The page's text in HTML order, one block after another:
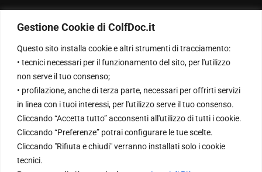
Gestione Cookie di ColfDoc.it
Questo sito installa cookie e altri strumenti di tracciamento:
• tecnici necessari per il funzionamento del sito, per l'utilizzo
non serve il tuo consenso;
• profilazione, anche di terza parte, necessari per offrirti servizi
in linea con i tuoi interessi, per l'utilizzo serve il tuo consenso.
Cliccando “Accetta tutto” acconsenti all'utilizzo di tutti i cookie.
Cliccando “Preferenze” potrai configurare le tue scelte.
Cliccando "Rifiuta e chiudi" verranno installati solo i cookie
tecnici.
Chi Siamo
Contattaci
NewsLetter
Inserisci la tua Email per ricevere le nostre newsletter